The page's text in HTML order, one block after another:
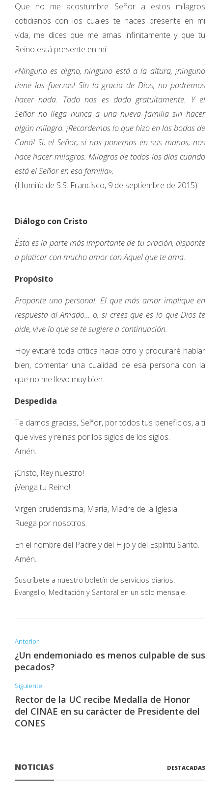
Que no me acostumbre Señor a estos milagros
cotidianos con los cuales te haces presente en mi
vida, me dices que me amas infinitamente y que tu
Reino está presente en mí.
«Ninguno es digno, ninguno está a la altura, ¡ninguno
tiene las fuerzas! Sin la gracia de Dios, no podremos
hacer nada. Todo nos es dado gratuitamente. Y el
Señor no llega nunca a una nueva familia sin hacer
algún milagro. ¡Recordemos lo que hizo en las bodas de
Caná! Sí, el Señor, si nos ponemos en sus manos, nos
hace hacer milagros. Milagros de todos los días cuando
está el Señor en esa familia».
(Homilía de S.S. Francisco, 9 de septiembre de 2015).
Diálogo con Cristo
Ésta es la parte más importante de tu oración, disponte
a platicar con mucho amor con Aquel que te ama.
Propósito
Proponte uno personal. El que más amor implique en
respuesta al Amado… o, si crees que es lo que Dios te
pide, vive lo que se te sugiere a continuación.
Hoy evitaré toda crítica hacia otro y procuraré hablar
bien, comentar una cualidad de esa persona con la
que no me llevo muy bien.
Despedida
Te damos gracias, Señor, por todos tus beneficios, a ti
que vives y reinas por los siglos de los siglos.
Amén.
¡Cristo, Rey nuestro!
¡Venga tu Reino!
Virgen prudentísima, María, Madre de la Iglesia.
Ruega por nosotros.
En el nombre del Padre y del Hijo y del Espíritu Santo.
Amén.
Suscríbete a nuestro boletín de servicios diarios.
Evangelio, Meditación y Santoral en un sólo mensaje.
Anterior
¿Un endemoniado es menos culpable de sus
pecados?
Siguiente
Rector de la UC recibe Medalla de Honor
del CINAE en su carácter de Presidente del
CONES
NOTICIAS DESTACADAS